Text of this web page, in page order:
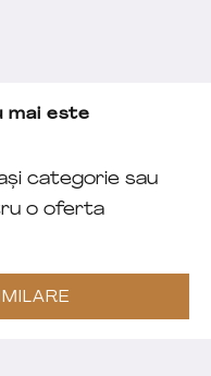
mai este
categorie sau
o oferta